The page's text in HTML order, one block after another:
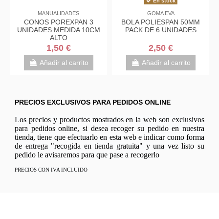
MANUALIDADES
CONOS POREXPAN 3
UNIDADES MEDIDA 10CM
ALTO
1,50 €
Añadir al carrito
GOMA EVA
BOLA POLIESPAN 50MM
PACK DE 6 UNIDADES
2,50 €
Añadir al carrito
PRECIOS EXCLUSIVOS PARA PEDIDOS ONLINE
Los precios y productos mostrados en la web son exclusivos
para pedidos online, si desea recoger su pedido en nuestra
tienda, tiene que efectuarlo en esta web e indicar como forma
de entrega "recogida en tienda gratuita" y una vez listo su
pedido le avisaremos para que pase a recogerlo
PRECIOS CON IVA INCLUIDO